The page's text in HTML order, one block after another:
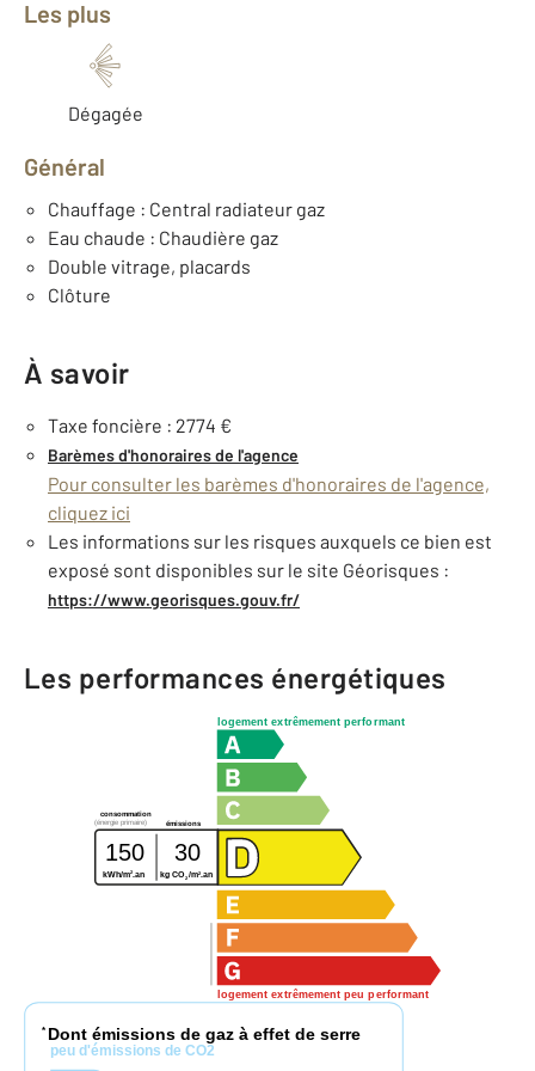
Les plus
Dégagée
Général
Chauffage : Central radiateur gaz
Eau chaude : Chaudière gaz
Double vitrage, placards
Clôture
À savoir
Taxe foncière : 2774 €
Barèmes d'honoraires de l'agence
Pour consulter les barèmes d'honoraires de l'agence,
cliquez ici
Les informations sur les risques auxquels ce bien est
exposé sont disponibles sur le site Géorisques :
https://www.georisques.gouv.fr/
Les performances énergétiques
logement extrêmement performant
logement extrêmement peu performant
consommation
émissions
(énergie primaire)
150 30
kWh/m2.an kg CO2 /m2 .an
* Dont émissions de gaz à effet de serre
peu d'émissions de CO2